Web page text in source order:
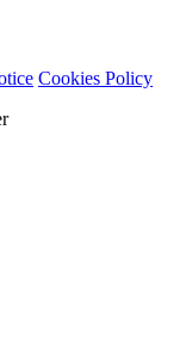
Cookies Policy